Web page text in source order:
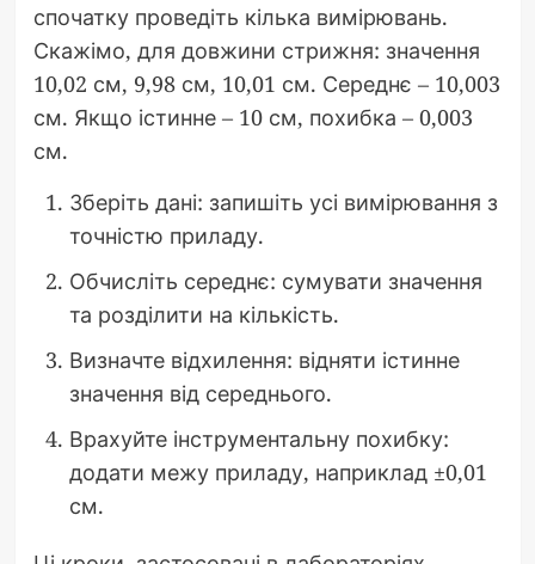
спочатку проведіть кілька вимірювань.
Скажімо, для довжини стрижня: значення
10,02 см, 9,98 см, 10,01 см. Середнє – 10,003
см. Якщо істинне – 10 см, похибка – 0,003
см.
Зберіть дані: запишіть усі вимірювання з
точністю приладу.
Обчисліть середнє: сумувати значення
та розділити на кількість.
Визначте відхилення: відняти істинне
значення від середнього.
Врахуйте інструментальну похибку:
додати межу приладу, наприклад ±0,01
см.